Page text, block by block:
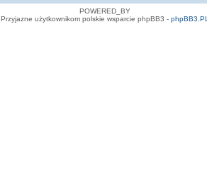
POWERED_BY
Przyjazne użytkownikom polskie wsparcie phpBB3 - phpBB3.PL